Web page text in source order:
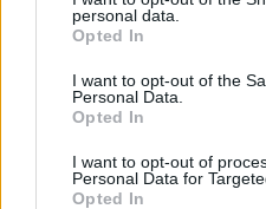
grant or deny consent to
use your data for below
consent section.
personal data.
Opted In
I want to opt-out of the
Personal Data.
Opted In
I want to opt-out of
Personal Data for
Opted In